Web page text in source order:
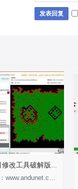
发表回复
安度地图索引修改工具破解版-支持0-255
工具正版地址：www.andunet.com 制作不易，有经济基础的支持正版软件 以下为正版截